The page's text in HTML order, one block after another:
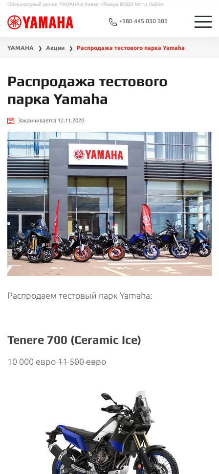
Официальный дилер YAMAHA в Киеве «Ямаха ВИДИ Мото Лайф»
+380 445 030 305
YAMAHA ❯ Акции ❯ Распродажа тестового парка Yamaha
Распродажа тестового
парка Yamaha
Заканчивается 12.11.2020
Распродаем тестовый парк Yamaha:
Tenere 700 (Ceramic Ice)
10 000 евро 11 500 евро